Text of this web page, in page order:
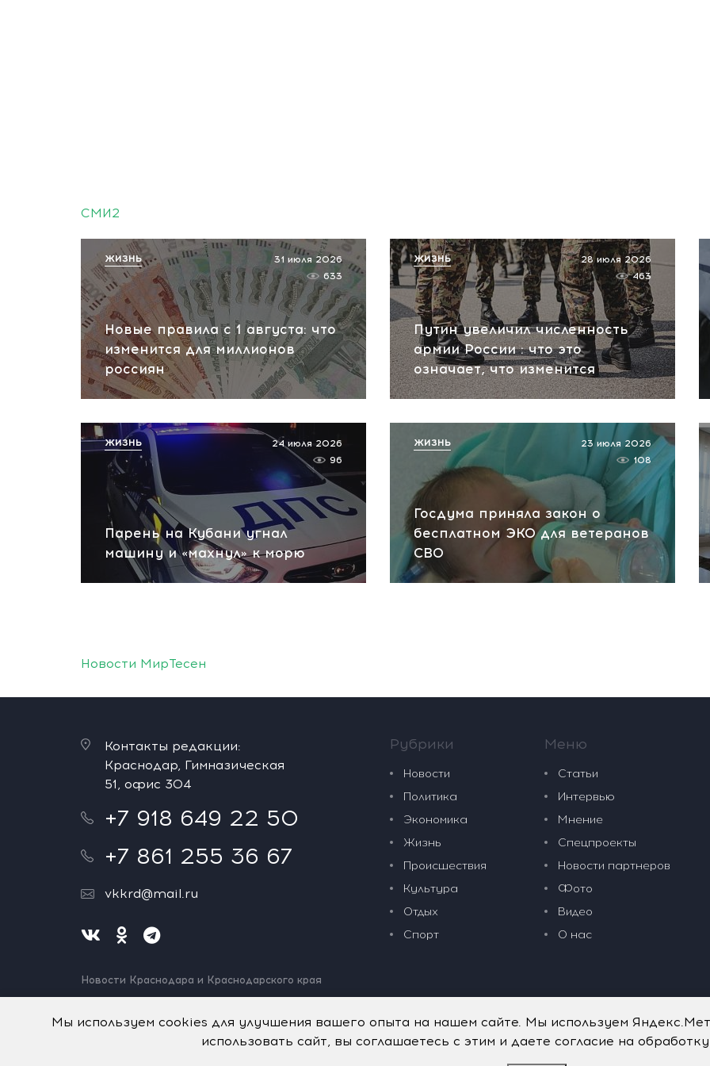
СМИ2
Новые правила с 1 августа: что
изменится для миллионов
россиян
31 июля 2026
633
ЖИЗНЬ
Путин увеличил численность
армии России : что это
означает, что изменится
28 июля 2026
463
ЖИЗНЬ
Парень на Кубани угнал
машину и «махнул» к морю
24 июля 2026
96
ЖИЗНЬ
Госдума приняла закон о
бесплатном ЭКО для ветеранов
СВО
23 июля 2026
108
ЖИЗНЬ
Новости МирТесен
Контакты редакции:
Краснодар, Гимназическая
51, офис 304
+7 918 649 22 50
+7 861 255 36 67
vkkrd@mail.ru
Новости Краснодара и Краснодарского края
Нашли ошибку? Выделите и нажмите Ctrl+Enter.
Рубрики
Новости
Политика
Экономика
Жизнь
Происшествия
Культура
Отдых
Спорт
Меню
Статьи
Интервью
Мнение
Спецпроекты
Новости партнеров
Фото
Видео
О нас
Мы используем cookies для улучшения вашего опыта на нашем сайте. Мы используем
использовать сайт, вы соглашаетесь с этим и даете согласие на